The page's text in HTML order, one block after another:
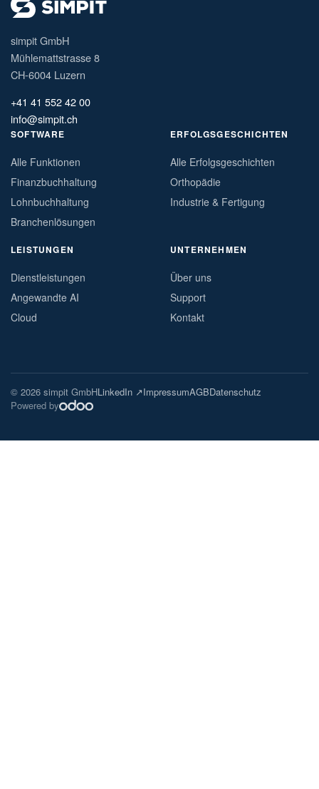
simpit GmbH
Mühlemattstrasse 8
CH-6004 Luzern
+41 41 552 42 00
info@simpit.ch
SOFTWARE
Alle Funktionen
Finanzbuchhaltung
Lohnbuchhaltung
Branchenlösungen
ERFOLGSGESCHICHTEN
Alle Erfolgsgeschichten
Orthopädie
Industrie & Fertigung
LEISTUNGEN
Dienstleistungen
Angewandte AI
Cloud
UNTERNEHMEN
Über uns
Support
Kontakt
© 2026 simpit GmbHLinkedIn ↗ImpressumAGBDatenschutz
Powered by